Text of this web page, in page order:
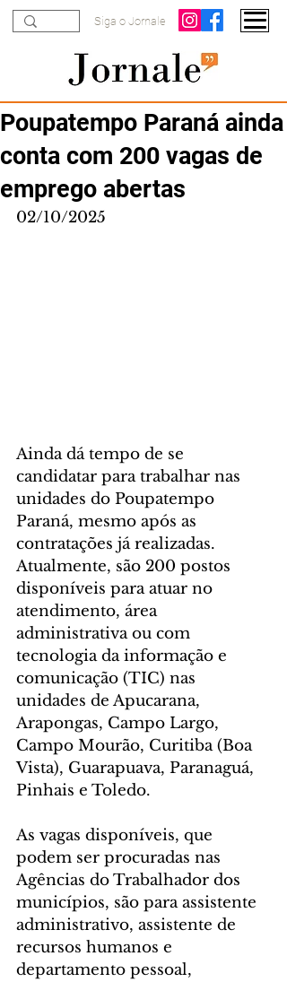
Siga o Jornale
Poupatempo Paraná ainda
conta com 200 vagas de
emprego abertas
02/10/2025
Ainda dá tempo de se
candidatar para trabalhar nas
unidades do Poupatempo
Paraná, mesmo após as
contratações já realizadas.
Atualmente, são 200 postos
disponíveis para atuar no
atendimento, área
administrativa ou com
tecnologia da informação e
comunicação (TIC) nas
unidades de Apucarana,
Arapongas, Campo Largo,
Campo Mourão, Curitiba (Boa
Vista), Guarapuava, Paranaguá,
Pinhais e Toledo.
As vagas disponíveis, que
podem ser procuradas nas
Agências do Trabalhador dos
municípios, são para assistente
administrativo, assistente de
recursos humanos e
departamento pessoal,